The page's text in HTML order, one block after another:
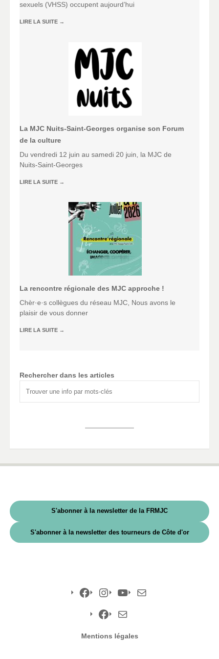
sexuels (VHSS) occupent aujourd’hui
LIRE LA SUITE →
La MJC Nuits-Saint-Georges organise son Forum
de la culture
Du vendredi 12 juin au samedi 20 juin, la MJC de
Nuits-Saint-Georges
LIRE LA SUITE →
La rencontre régionale des MJC approche !
Chèr·e·s collègues du réseau MJC, Nous avons le
plaisir de vous donner
LIRE LA SUITE →
Rechercher dans les articles
S'abonner à la newsletter de la FRMJC
S'abonner à la newsletter des tourneurs de Côte d'or
Facebook
Facebook
mail
Mentions légales